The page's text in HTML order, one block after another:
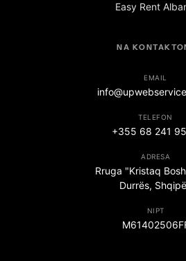
Easy Rent
NA
EMAIL
TELEFON
+355 68 241
ADRESA
Rruga "Kristaq
Durrës,
NIPT